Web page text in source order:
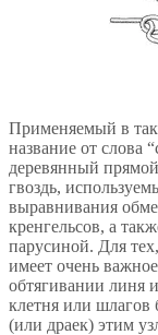
Применяемый в
название от слова
деревянный
гвоздь,
выравнивания
кренгельсов, а
парусиной. Для
имеет очень
обтягивании линя
клетня или шлагов
(или драек) этим